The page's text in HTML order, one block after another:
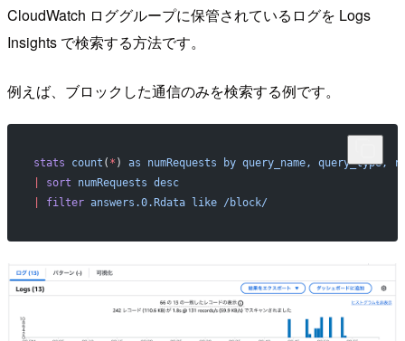
CloudWatch ロググループに保管されているログを Logs
Insights で検索する方法です。
例えば、ブロックした通信のみを検索する例です。
stats count ( * ) as numRequests by query_name, query_type,
sort numRequests desc
filter answers.0.Rdata like /block/